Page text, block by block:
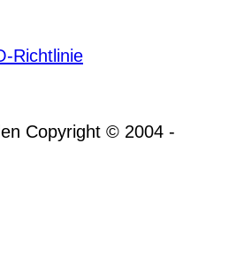
Richtlinie
Copyright © 2004 -